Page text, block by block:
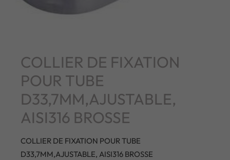
COLLIER DE FIXATION
POUR TUBE
D33,7MM,AJUSTABLE,
AISI316 BROSSE
COLLIER DE FIXATION POUR TUBE
D33,7MM,AJUSTABLE, AISI316 BROSSE